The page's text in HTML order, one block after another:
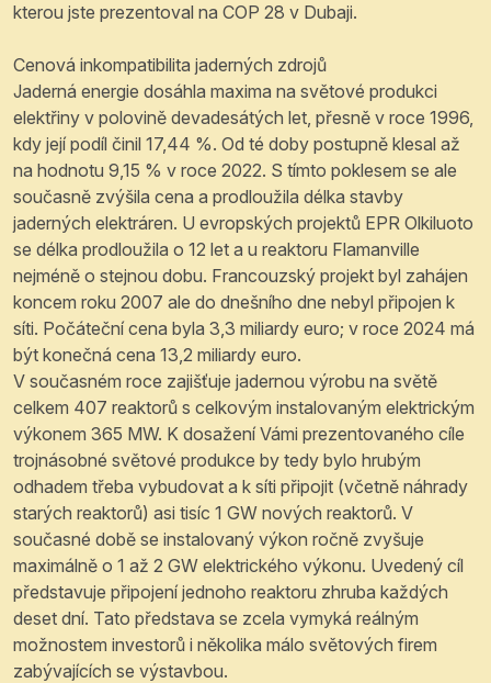
kterou jste prezentoval na COP 28 v Dubaji.
Cenová inkompatibilita jaderných zdrojů
Jaderná energie dosáhla maxima na světové produkci
elektřiny v polovině devadesátých let, přesně v roce 1996,
kdy její podíl činil 17,44 %. Od té doby postupně klesal až
na hodnotu 9,15 % v roce 2022. S tímto poklesem se ale
současně zvýšila cena a prodloužila délka stavby
jaderných elektráren. U evropských projektů EPR Olkiluoto
se délka prodloužila o 12 let a u reaktoru Flamanville
nejméně o stejnou dobu. Francouzský projekt byl zahájen
koncem roku 2007 ale do dnešního dne nebyl připojen k
síti. Počáteční cena byla 3,3 miliardy euro; v roce 2024 má
být konečná cena 13,2 miliardy euro.
V současném roce zajišťuje jadernou výrobu na světě
celkem 407 reaktorů s celkovým instalovaným elektrickým
výkonem 365 MW. K dosažení Vámi prezentovaného cíle
trojnásobné světové produkce by tedy bylo hrubým
odhadem třeba vybudovat a k síti připojit (včetně náhrady
starých reaktorů) asi tisíc 1 GW nových reaktorů. V
současné době se instalovaný výkon ročně zvyšuje
maximálně o 1 až 2 GW elektrického výkonu. Uvedený cíl
představuje připojení jednoho reaktoru zhruba každých
deset dní. Tato představa se zcela vymyká reálným
možnostem investorů i několika málo světových firem
zabývajících se výstavbou.